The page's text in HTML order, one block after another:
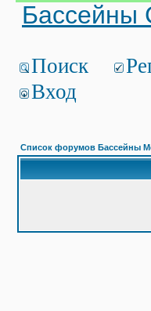
Бассейны
Поиск
Вход
Список форумов Бассейны